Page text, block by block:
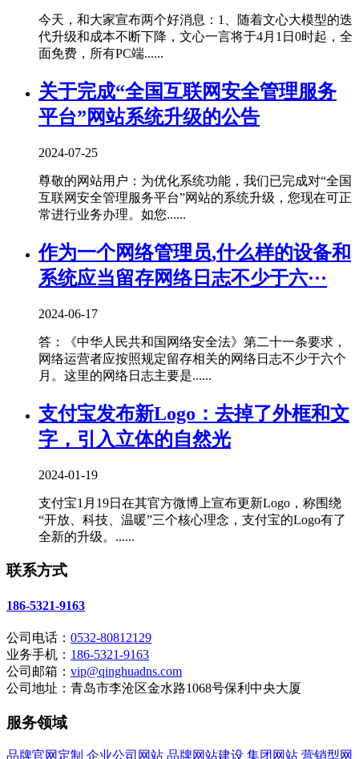
今天，和大家宣布两个好消息：1、随着文心大模型的迭
代升级和成本不断下降，文心一言将于4月1日0时起，全
面免费，所有PC端......
关于完成“全国互联网安全管理服务
平台”网站系统升级的公告
2024-07-25
尊敬的网站用户：为优化系统功能，我们已完成对“全国
互联网安全管理服务平台”网站的系统升级，您现在可正
常进行业务办理。如您......
作为一个网络管理员,什么样的设备和
系统应当留存网络日志不少于六···
2024-06-17
答：《中华人民共和国网络安全法》第二十一条要求，
网络运营者应按照规定留存相关的网络日志不少于六个
月。这里的网络日志主要是......
支付宝发布新Logo：去掉了外框和文
字，引入立体的自然光
2024-01-19
支付宝1月19日在其官方微博上宣布更新Logo，称围绕
“开放、科技、温暖”三个核心理念，支付宝的Logo有了
全新的升级。......
联系方式
186-5321-9163
公司电话： 0532-80812129
业务手机： 186-5321-9163
公司邮箱： vip@qinghuadns.com
公司地址：青岛市李沧区金水路1068号保利中央大厦
服务领域
品牌官网定制 企业公司网站 品牌网站建设 集团网站 营销型网